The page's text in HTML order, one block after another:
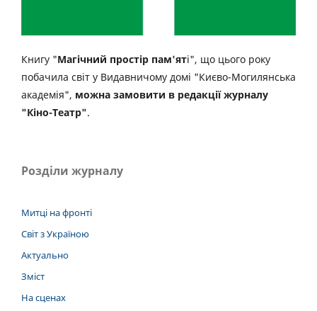
Книгу "Магічний простір пам'яті", що цього року
побачила світ у Видавничому домі "Києво-Могилянська
академія", можна замовити в редакції журналу
"Кіно-Театр".
Розділи журналу
Митці на фронті
Світ з Україною
Актуально
Зміст
На сценах